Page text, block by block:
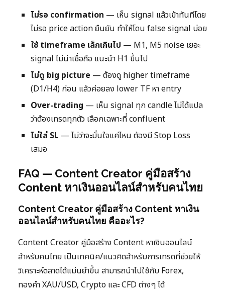
ไม่รอ confirmation — เห็น signal แล้วเข้าทันทีโดย
ไม่รอ price action ยืนยัน ทำให้โดน false signal บ่อย
ใช้ timeframe เล็กเกินไป — M1, M5 noise เยอะ
signal ไม่น่าเชื่อถือ แนะนำ H1 ขึ้นไป
ไม่ดู big picture — ต้องดู higher timeframe
(D1/H4) ก่อน แล้วค่อยลง lower TF หา entry
Over-trading — เห็น signal ทุก candle ไม่ได้แปล
ว่าต้องเทรดทุกตัว เลือกเฉพาะที่ confluent
ไม่ใส่ SL — ไม่ว่าจะมั่นใจแค่ไหน ต้องมี Stop Loss
เสมอ
FAQ — Content Creator คู่มือสร้าง
Content หาเงินออนไลน์สำหรับคนไทย
Content Creator คู่มือสร้าง Content หาเงิน
ออนไลน์สำหรับคนไทย คืออะไร?
Content Creator คู่มือสร้าง Content หาเงินออนไลน์
สำหรับคนไทย เป็นเทคนิค/แนวคิดสำหรับการเทรดที่ช่วยให้
วิเคราะห์ตลาดได้แม่นยำขึ้น สามารถนำไปใช้กับ Forex,
ทองคำ XAU/USD, Crypto และ CFD ต่างๆ ได้